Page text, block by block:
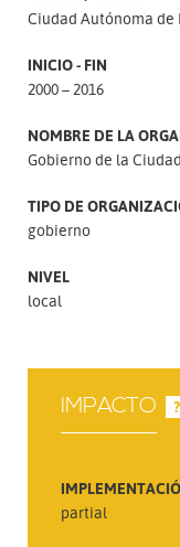
Ciudad Autónoma de
INICIO - FIN
2000 – 2016
NOMBRE DE LA
Gobierno de la
TIPO DE
gobierno
NIVEL
local
IMPACTO ?
partial